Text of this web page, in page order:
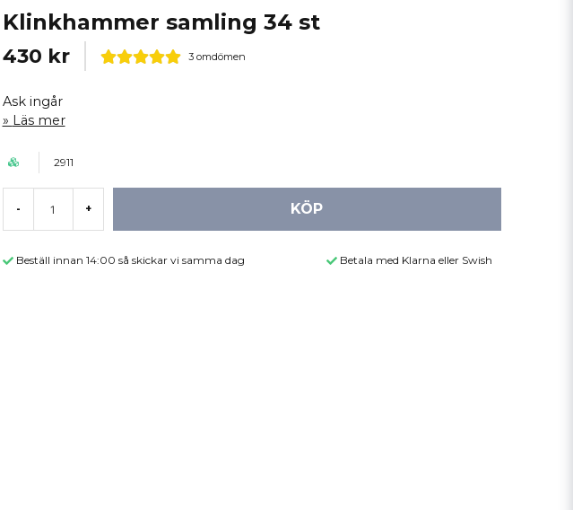
Klinkhammer samling 34 st
430 kr 3 omdömen
Ask ingår
Läs mer
2911
- + KÖP
Beställ innan 14:00 så skickar vi samma dag Betala med Klarna eller Swish